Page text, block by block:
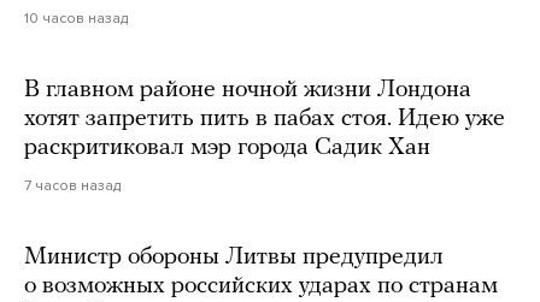
10 часов назад
В главном районе ночной жизни Лондона
хотят запретить пить в пабах стоя. Идею уже
раскритиковал мэр города Садик Хан
7 часов назад
Министр обороны Литвы предупредил
о возможных российских ударах по странам